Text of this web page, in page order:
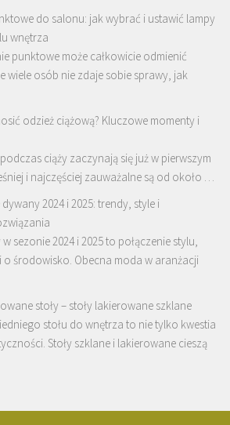
do salonu: jak wybrać i ustawić lampy
wnętrza
punktowe może całkowicie odmienić
wiele osób nie zdaje sobie sprawy, jak
odzież ciążową? Kluczowe momenty i
ciąży zaczynają się już w pierwszym
i najczęściej zauważalne są od około …
2024 i 2025: trendy, style i
sezonie 2024 i 2025 to połączenie stylu,
środowisko. Obecna moda w aranżacji
stoły – stoły lakierowane szklane
stołu do wnętrza to nie tylko kwestia
Stoły szklane i lakierowane cieszą